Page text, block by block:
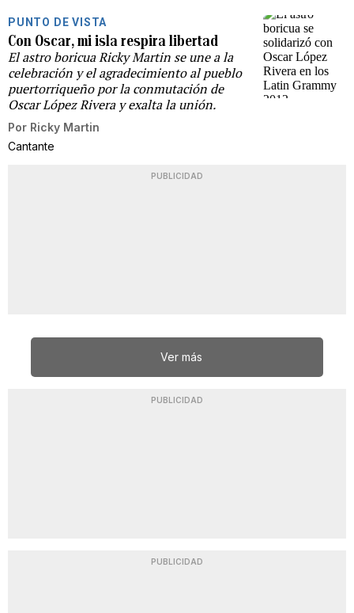
PUNTO DE VISTA
Con Oscar, mi isla respira libertad
El astro boricua Ricky Martin se une a la
celebración y el agradecimiento al pueblo
puertorriqueño por la conmutación de
Oscar López Rivera y exalta la unión.
Por Ricky Martin
Cantante
PUBLICIDAD
Ver más
PUBLICIDAD
PUBLICIDAD